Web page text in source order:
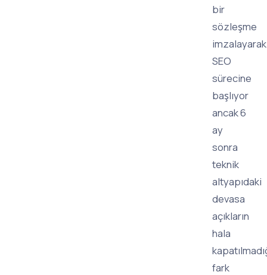
bir
sözleşme
imzalayarak
SEO
sürecine
başlıyor
ancak 6
ay
sonra
teknik
altyapıdaki
devasa
açıkların
hala
fark